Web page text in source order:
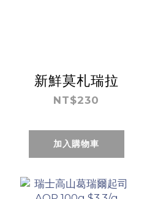
新鮮莫札瑞拉
NT$230
加入購物車